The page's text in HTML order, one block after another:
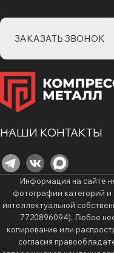
ЗАКАЗАТЬ ЗВОНОК
НАШИ КОНТАКТЫ
Информация на сайте
фотографии категорий и
интеллектуальной
7720896094). Любое
копирование или
согласия